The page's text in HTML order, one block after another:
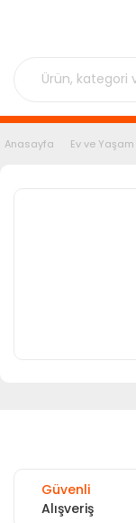
Anasayfa Ev ve Yaşam
Güvenli
Alışveriş